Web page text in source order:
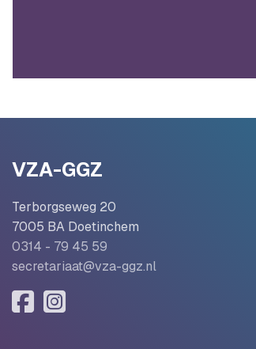
VZA-GGZ
Terborgseweg 20
7005 BA Doetinchem
0314 - 79 45 59
secretariaat@vza-ggz.nl